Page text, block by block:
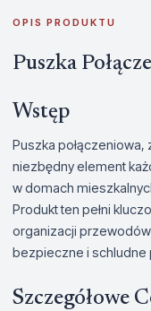
OPIS PRODUKTU
Puszka
Wstęp
Puszka połączeniowa,
niezbędny element
w domach
Produkt ten pełni
organizacji
bezpieczne i schludne
Szczegółowe